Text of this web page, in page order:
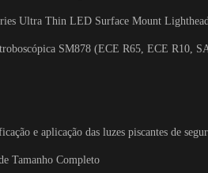
Ultra Thin LED Surface Mount
SM878 (ECE R65, ECE R10,
e aplicação das luzes piscantes de
Tamanho Completo